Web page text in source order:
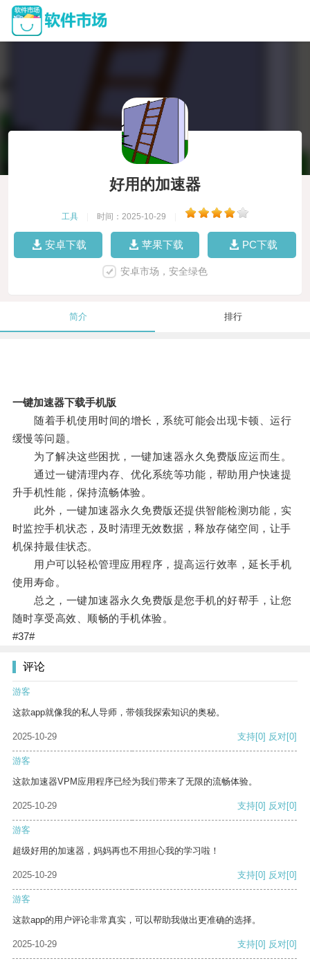
好用的加速器
工具 时间：2025-10-29
安卓下载 苹果下载 PC下载
安卓市场，安全绿色
简介 排行
一键加速器下载手机版
随着手机使用时间的增长，系统可能会出现卡顿、运行
缓慢等问题。
为了解决这些困扰，一键加速器永久免费版应运而生。
通过一键清理内存、优化系统等功能，帮助用户快速提
升手机性能，保持流畅体验。
此外，一键加速器永久免费版还提供智能检测功能，实
时监控手机状态，及时清理无效数据，释放存储空间，让手
机保持最佳状态。
用户可以轻松管理应用程序，提高运行效率，延长手机
使用寿命。
总之，一键加速器永久免费版是您手机的好帮手，让您
随时享受高效、顺畅的手机体验。
#37#
评论
游客
这款app就像我的私人导师，带领我探索知识的奥秘。
2025-10-29 支持[0] 反对[0]
游客
这款加速器VPM应用程序已经为我们带来了无限的流畅体验。
2025-10-29 支持[0] 反对[0]
游客
超级好用的加速器，妈妈再也不用担心我的学习啦！
2025-10-29 支持[0] 反对[0]
游客
这款app的用户评论非常真实，可以帮助我做出更准确的选择。
2025-10-29 支持[0] 反对[0]